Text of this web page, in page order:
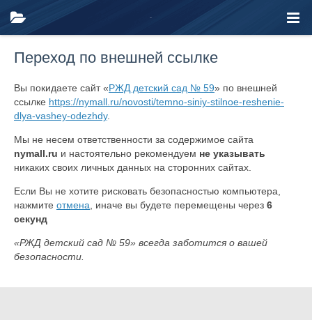
Переход по внешней ссылке
Вы покидаете сайт «РЖД детский сад № 59» по внешней
ссылке https://nymall.ru/novosti/temno-siniy-stilnoe-reshenie-
dlya-vashey-odezhdy.
Мы не несем ответственности за содержимое сайта
nymall.ru и настоятельно рекомендуем не указывать
никаких своих личных данных на сторонних сайтах.
Если Вы не хотите рисковать безопасностью компьютера,
нажмите отмена , иначе вы будете перемещены через 6
секунд
«РЖД детский сад № 59» всегда заботится о вашей
безопасности.